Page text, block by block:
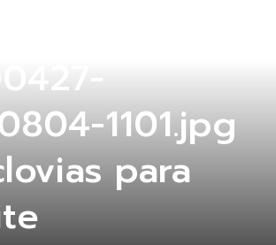
1101.jpg
para